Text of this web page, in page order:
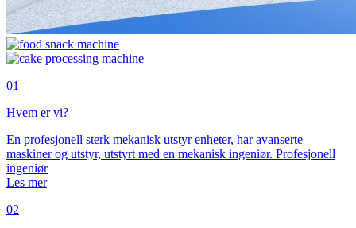
01
Hvem er vi?
En profesjonell sterk mekanisk utstyr enheter, har avanserte
maskiner og utstyr, utstyrt med en mekanisk ingeniør. Profesjonell
ingeniør
Les mer
02